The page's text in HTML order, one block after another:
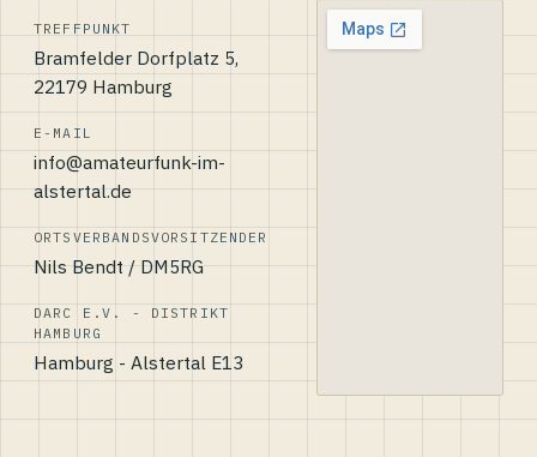
TREFFPUNKT
Bramfelder Dorfplatz 5,
22179 Hamburg
E-MAIL
info@amateurfunk-im-
alstertal.de
ORTSVERBANDSVORSITZENDER
Nils Bendt / DM5RG
DARC E.V. - DISTRIKT
HAMBURG
Hamburg - Alstertal E13